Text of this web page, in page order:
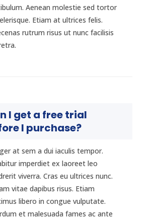
Aenean molestie sed tortor
Etiam at ultrices felis.
rutrum risus ut nunc facilisis
I get a free trial
I purchase?
at sem a dui iaculis tempor.
imperdiet ex laoreet leo
viverra. Cras eu ultrices nunc.
vitae dapibus risus. Etiam
libero in congue vulputate.
et malesuada fames ac ante